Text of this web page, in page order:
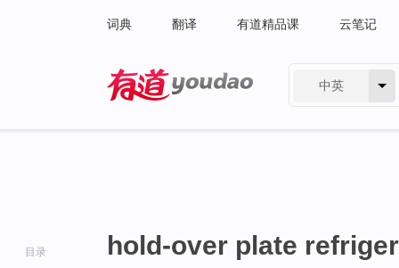
词典 翻译 有道精品课 云笔记
中英
目录 hold-over plate